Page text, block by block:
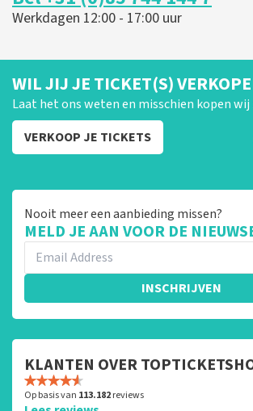
Werkdagen 12:00 - 17:00 uur
WIL JIJ JE TICKET(S)
Laat het ons weten en misschien kopen wij
VERKOOP JE TICKETS
Nooit meer een aanbieding missen?
MELD JE AAN VOOR DE
INSCHRIJVEN
KLANTEN OVER
Op basis van 113.182reviews